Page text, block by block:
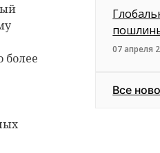
более
07 апреля
Все